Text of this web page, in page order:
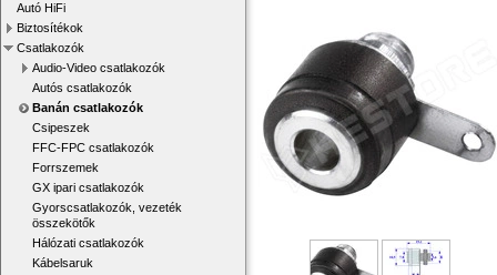
Autó HiFi
Biztosítékok
Csatlakozók
Audio-Video csatlakozók
Autós csatlakozók
Banán csatlakozók
Csipeszek
FFC-FPC csatlakozók
Forrszemek
GX ipari csatlakozók
Gyorscsatlakozók, vezeték
összekötők
Hálózati csatlakozók
Kábelsaruk